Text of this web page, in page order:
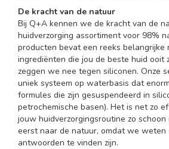
De kracht van de natuur
Bij Q+A kennen we de kracht van de
huidverzorging assortiment voor 98%
producten bevat een reeks belangrijke
ingrediënten die jou de beste huid ooit
zeggen we nee tegen siliconen. Onze
uniek systeem op waterbasis dat
formules die zijn gesuspendeerd in
petrochemische basen). Het is net zo
jouw huidverzorgingsroutine zo schoon
eerst naar de natuur, omdat we weten
antwoorden te vinden zijn.